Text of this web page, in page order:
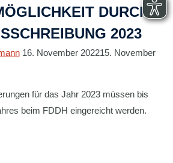
DURCH
2023
16. November 202215. November
für das Jahr 2023 müssen bis
beim FDDH eingereicht werden.